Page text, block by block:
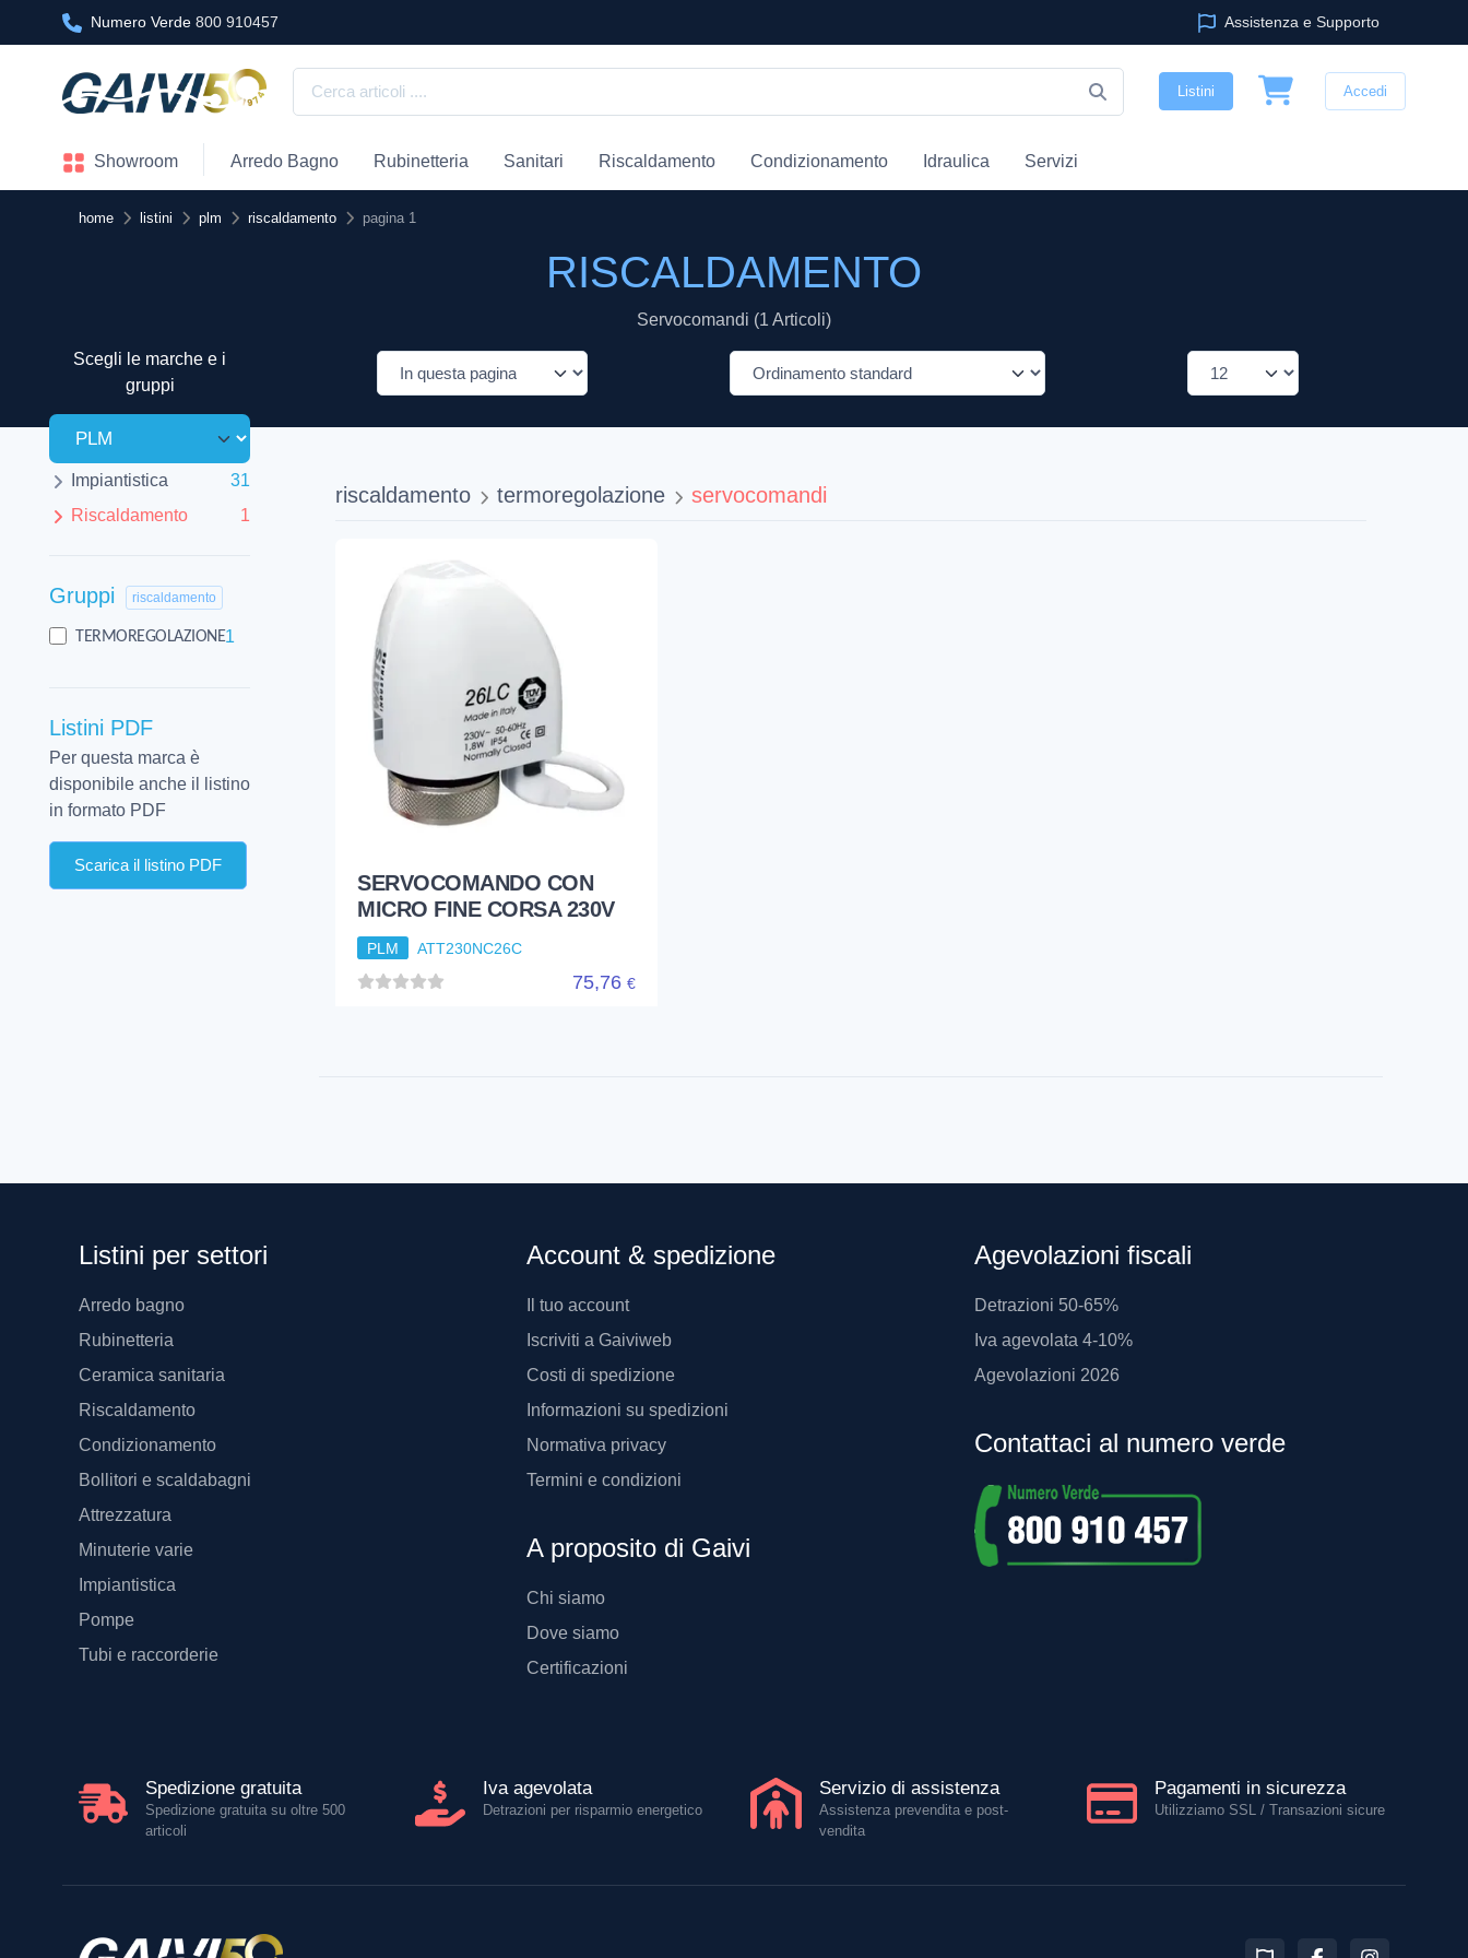
Numero Verde 800 910457 Assistenza e Supporto
Listini Accedi
Showroom Arredo Bagno Rubinetteria Sanitari Riscaldamento Condizionamento Idraulica Servizi
home listini plm riscaldamento pagina 1
RISCALDAMENTO
Servocomandi (1 Articoli)
Scegli le marche e i
gruppi
Impiantistica
31
Riscaldamento
1
Gruppi riscaldamento
TERMOREGOLAZIONE1
Listini PDF
Per questa marca è
disponibile anche il listino
in formato PDF
Scarica il listino PDF
riscaldamento termoregolazione servocomandi
SERVOCOMANDO CON
MICRO FINE CORSA 230V
PLM ATT230NC26C
75,76 €
Listini per settori
Arredo bagno
Rubinetteria
Ceramica sanitaria
Riscaldamento
Condizionamento
Bollitori e scaldabagni
Attrezzatura
Minuterie varie
Impiantistica
Pompe
Tubi e raccorderie
Account & spedizione
Il tuo account
Iscriviti a Gaiviweb
Costi di spedizione
Informazioni su spedizioni
Normativa privacy
Termini e condizioni
A proposito di Gaivi
Chi siamo
Dove siamo
Certificazioni
Agevolazioni fiscali
Detrazioni 50-65%
Iva agevolata 4-10%
Agevolazioni 2026
Contattaci al numero verde
Spedizione gratuita
Spedizione gratuita su oltre 500
articoli
Iva agevolata
Detrazioni per risparmio energetico
Servizio di assistenza
Assistenza prevendita e post-
vendita
Pagamenti in sicurezza
Utilizziamo SSL / Transazioni sicure